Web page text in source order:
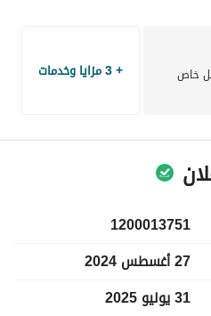
خاص + 3 مزايا وخدمات
1200013751
27 أغسطس 2024
31 يوليو 2025